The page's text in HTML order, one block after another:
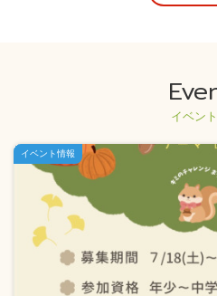
イベン
イベント情報